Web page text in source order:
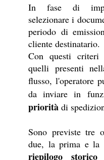
In fase di
selezionare i
periodo di
cliente destinatario.
Con questi
quelli presenti
flusso, l'operatore
da inviare in
priorità di
Sono previste tre
due, la prima e la
riepilogo storico